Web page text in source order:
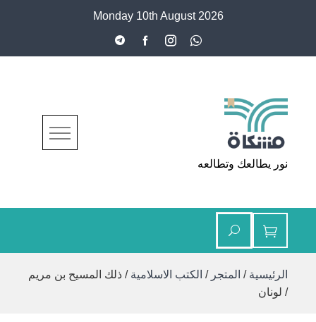
Monday 10th August 2026
مشكاة
نور يطالعك وتطالعه
الرئيسية / المتجر / الكتب الاسلامية / ذلك المسيح بن مريم
/ لونان